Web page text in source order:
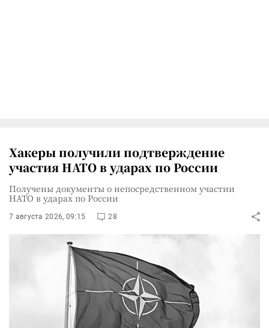
Хакеры получили подтверждение
участия НАТО в ударах по России
Получены документы о непосредственном участии
НАТО в ударах по России
7 августа 2026, 09:15 28